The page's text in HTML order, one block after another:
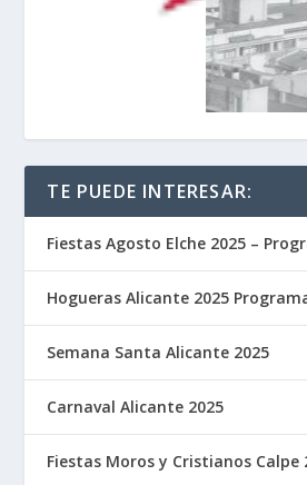
TE PUEDE INTERESAR:
Fiestas Agosto Elche 2025 –
Hogueras Alicante 2025
Semana Santa Alicante 2025
Carnaval Alicante 2025
Fiestas Moros y Cristianos Calpe